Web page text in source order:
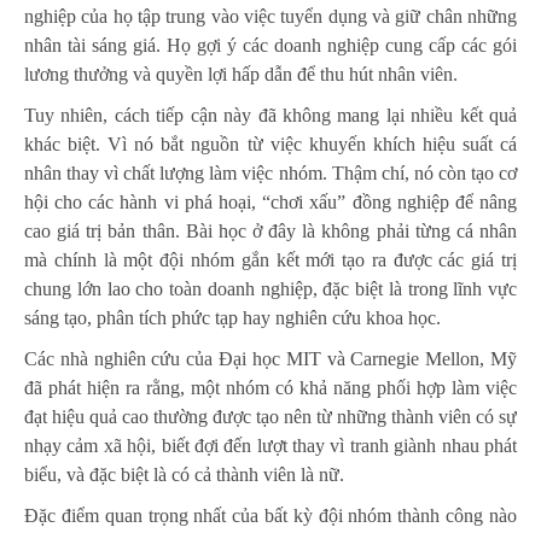
nghiệp của họ tập trung vào việc tuyển dụng và giữ chân những
nhân tài sáng giá. Họ gợi ý các doanh nghiệp cung cấp các gói
lương thưởng và quyền lợi hấp dẫn để thu hút nhân viên.
Tuy nhiên, cách tiếp cận này đã không mang lại nhiều kết quả
khác biệt. Vì nó bắt nguồn từ việc khuyến khích hiệu suất cá
nhân thay vì chất lượng làm việc nhóm. Thậm chí, nó còn tạo cơ
hội cho các hành vi phá hoại, “chơi xấu” đồng nghiệp để nâng
cao giá trị bản thân. Bài học ở đây là không phải từng cá nhân
mà chính là một đội nhóm gắn kết mới tạo ra được các giá trị
chung lớn lao cho toàn doanh nghiệp, đặc biệt là trong lĩnh vực
sáng tạo, phân tích phức tạp hay nghiên cứu khoa học.
Các nhà nghiên cứu của Đại học MIT và Carnegie Mellon, Mỹ
đã phát hiện ra rằng, một nhóm có khả năng phối hợp làm việc
đạt hiệu quả cao thường được tạo nên từ những thành viên có sự
nhạy cảm xã hội, biết đợi đến lượt thay vì tranh giành nhau phát
biểu, và đặc biệt là có cả thành viên là nữ.
Đặc điểm quan trọng nhất của bất kỳ đội nhóm thành công nào